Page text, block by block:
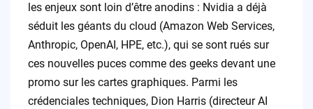
les enjeux sont loin d’être anodins : Nvidia a déjà
séduit les géants du cloud (Amazon Web Services,
Anthropic, OpenAI, HPE, etc.), qui se sont rués sur
ces nouvelles puces comme des geeks devant une
promo sur les cartes graphiques. Parmi les
crédenciales techniques, Dion Harris (directeur AI